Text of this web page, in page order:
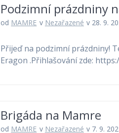
Podzimní prázdniny
od MAMRE v Nezařazené v 28. 9.
Přijeď na podzimní prázdniny!
Eragon .Přihlašování zde:
Brigáda na Mamre
od MAMRE v Nezařazené v 7. 9.